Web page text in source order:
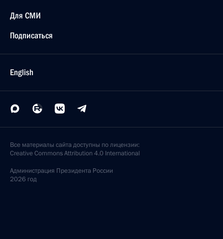
Для СМИ
Подписаться
English
Все материалы сайта доступны по лицензии:
Creative Commons Attribution 4.0 International
Администрация Президента России
2026 год